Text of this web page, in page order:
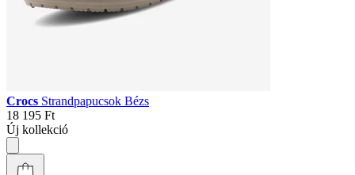
Crocs Strandpapucsok Bézs
18 195 Ft
Új kollekció